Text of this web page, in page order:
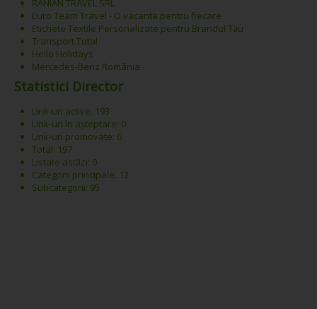
RANIAN TRAVEL SRL
Euro Team Travel - O vacanta pentru fiecare
Etichete Textile Personalizate pentru Brandul Tău
Transport Total
Hello Holidays
Mercedes-Benz România
Statistici Director
Link-uri active: 193
Link-uri în așteptare: 0
Link-uri promovate: 6
Total: 197
Listate astăzi: 0
Categorii principale: 12
Subcategorii: 95